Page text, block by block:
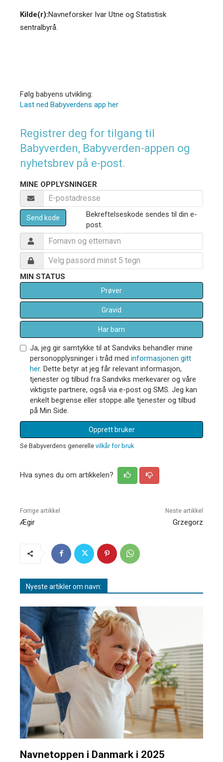
Kilde(r):Navneforsker Ivar Utne og Statistisk
sentralbyrå.
Følg babyens utvikling:
Last ned Babyverdens app her
Registrer deg for tilgang til
Babyverden, Babyverden-appen og
nyhetsbrev på e-post.
MINE OPPLYSNINGER
Send kode
Bekreftelseskode sendes til din e-
post.
MIN STATUS
Prøver
Gravid
Har barn
Ja, jeg gir samtykke til at Sandviks behandler mine
personopplysninger i tråd med informasjonen gitt
her. Dette betyr at jeg får relevant informasjon,
tjenester og tilbud fra Sandviks merkevarer og våre
viktigste partnere, også via e-post og SMS. Jeg kan
enkelt begrense eller stoppe alle tjenester og tilbud
på Min Side.
Opprett bruker
Se Babyverdens generelle vilkår for bruk
Hva synes du om artikkelen?
Forrige artikkel
Ægir
Neste artikkel
Grzegorz
Nyeste artikler om navn:
Navnetoppen i Danmark i 2025